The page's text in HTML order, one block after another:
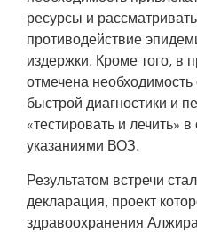
ресурсы и
противодействие
издержки. Кроме того, в
отмечена
быстрой диагностики и
«тестировать и лечить»
указаниями ВОЗ.
Результатом встречи
декларация, проект
здравоохранения